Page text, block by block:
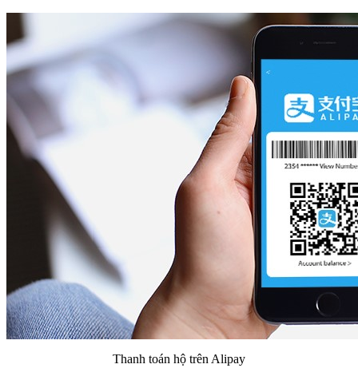
Thanh toán hộ trên Alipay